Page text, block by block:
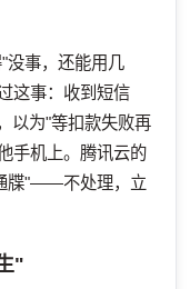
没事，还能用几
这事：收到短信
以为"等扣款失败再
手机上。腾讯云的
牒"——不处理，立
"